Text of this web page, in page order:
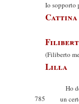
Io sopporto
Cattina
Per
(Filiberto
Lilla
Ho
785
un